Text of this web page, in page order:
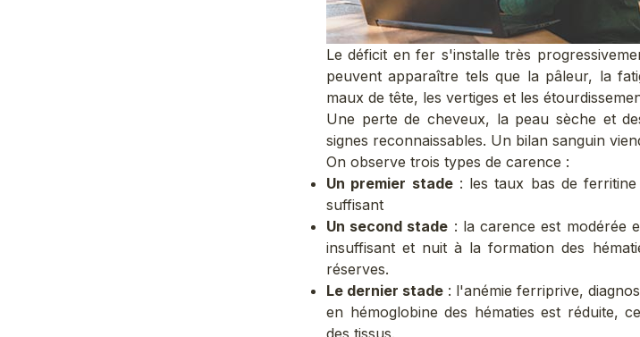
Le déficit en fer s'installe très
peuvent apparaître tels que la pâleur, la
maux de tête, les vertiges et les
Une perte de cheveux, la peau sèche et
signes reconnaissables. Un bilan sanguin
On observe trois types de carence :
Un premier stade: les taux bas de
suffisant
Un second stade : la carence est modérée
insuffisant et nuit à la formation des
réserves.
Le dernier stade : l'anémie ferriprive,
en hémoglobine des hématies est réduite,